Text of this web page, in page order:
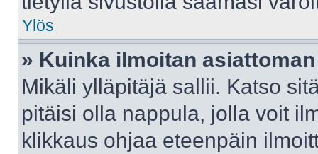
Ylös
» Kuinka ilmoitan
Mikäli ylläpitäjä sallii. Katso
pitäisi olla nappula, jolla voit
klikkaus ohjaa eteenpäin